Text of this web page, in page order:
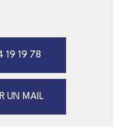
19 19 78
UN MAIL